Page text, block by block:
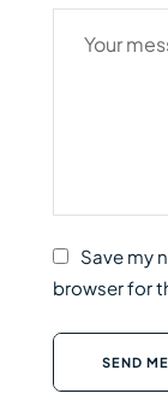
Save my
browser for
SEND